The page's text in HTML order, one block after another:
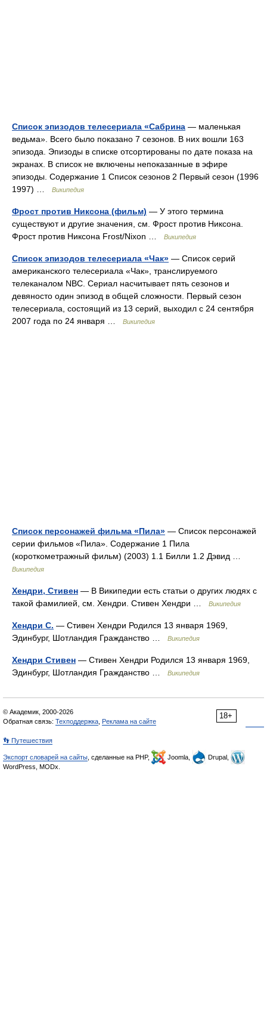
Список эпизодов телесериала «Сабрина — маленькая
ведьма». Всего было показано 7 сезонов. В них вошли 163
эпизода. Эпизоды в списке отсортированы по дате показа на
экранах. В список не включены непоказанные в эфире
эпизоды. Содержание 1 Список сезонов 2 Первый сезон (1996
1997) …
Википедия
Фрост против Никсона (фильм) — У этого термина
существуют и другие значения, см. Фрост против Никсона.
Фрост против Никсона Frost/Nixon …
Википедия
Список эпизодов телесериала «Чак» — Список серий
американского телесериала «Чак», транслируемого
телеканалом NBC. Сериал насчитывает пять сезонов и
девяносто один эпизод в общей сложности. Первый сезон
телесериала, состоящий из 13 серий, выходил с 24 сентября
2007 года по 24 января …
Википедия
Список персонажей фильма «Пила» — Список персонажей
серии фильмов «Пила». Содержание 1 Пила
(короткометражный фильм) (2003) 1.1 Билли 1.2 Дэвид …
Википедия
Хендри, Стивен — В Википедии есть статьи о других людях с
такой фамилией, см. Хендри. Стивен Хендри …
Википедия
Хендри С. — Стивен Хендри Родился 13 января 1969,
Эдинбург, Шотландия Гражданство …
Википедия
Хендри Стивен — Стивен Хендри Родился 13 января 1969,
Эдинбург, Шотландия Гражданство …
Википедия
18+
© Академик, 2000-2026
Обратная связь: Техподдержка Реклама на сайте
👣 Путешествия
Экспорт словарей на сайты , сделанные на PHP, Joomla,
Drupal,
WordPress, MODx.